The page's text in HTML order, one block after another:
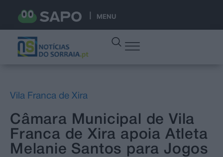
MENU
Vila Franca de Xira
Câmara Municipal de Vila
Franca de Xira apoia Atleta
Melanie Santos para Jogos